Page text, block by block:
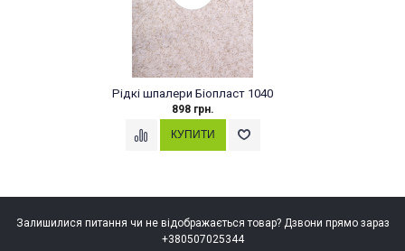
Рідкі шпалери Біопласт 1040
898 грн.
Залишилися питання чи не відображається товар? Дзвони прямо зараз
+380507025344